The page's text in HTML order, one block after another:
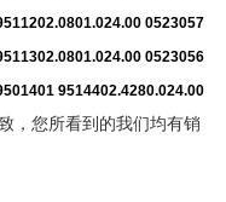
0523057
0523056
9514402.4280.024.00
您所看到的我们均有销